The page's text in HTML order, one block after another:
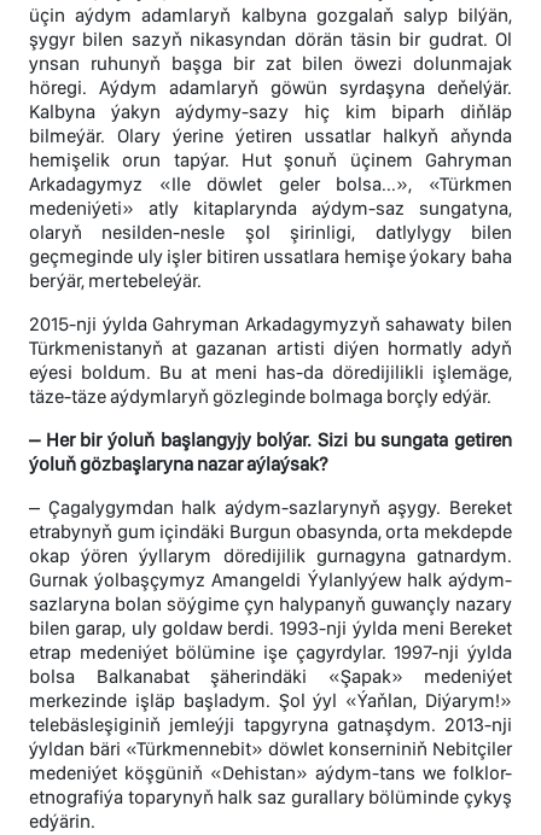
üçin aýdym adamlaryň kalbyna gozgalaň salyp bilýän,
şygyr bilen sazyň nikasyndan dörän täsin bir gudrat. Ol
ynsan ruhunyň başga bir zat bilen öwezi dolunmajak
höregi. Aýdym adamlaryň göwün syrdaşyna deňelýär.
Kalbyna ýakyn aýdymy-sazy hiç kim biparh diňläp
bilmeýär. Olary ýerine ýetiren ussatlar halkyň aňynda
hemişelik orun tapýar. Hut şonuň üçinem Gahryman
Arkadagymyz «Ile döwlet geler bolsa...», «Türkmen
medeniýeti» atly kitaplarynda aýdym-saz sungatyna,
olaryň nesilden-nesle şol şirinligi, datlylygy bilen
geçmeginde uly işler bitiren ussatlara hemişe ýokary baha
berýär, mertebeleýär.
2015-nji ýylda Gahryman Arkadagymyzyň sahawaty bilen
Türkmenistanyň at gazanan artisti diýen hormatly adyň
eýesi boldum. Bu at meni has-da döredijilikli işlemäge,
täze-täze aýdymlaryň gözleginde bolmaga borçly edýär.
– Her bir ýoluň başlangyjy bolýar. Sizi bu sungata getiren
ýoluň gözbaşlaryna nazar aýlaýsak?
– Çagalygymdan halk aýdym-sazlarynyň aşygy. Bereket
etrabynyň gum içindäki Burgun obasynda, orta mekdepde
okap ýören ýyllarym döredijilik gurnagyna gatnardym.
Gurnak ýolbaşçymyz Amangeldi Ýylanlyýew halk aýdym-
sazlaryna bolan söýgime çyn halypanyň guwançly nazary
bilen garap, uly goldaw berdi. 1993-nji ýylda meni Bereket
etrap medeniýet bölümine işe çagyrdylar. 1997-nji ýylda
bolsa Balkanabat şäherindäki «Şapak» medeniýet
merkezinde işläp başladym. Şol ýyl «Ýaňlan, Diýarym!»
telebäsleşiginiň jemleýji tapgyryna gatnaşdym. 2013-nji
ýyldan bäri «Türkmennebit» döwlet konserniniň Nebitçiler
medeniýet köşgüniň «Dehistan» aýdym-tans we folklor-
etnografiýa toparynyň halk saz gurallary bölüminde çykyş
edýärin.